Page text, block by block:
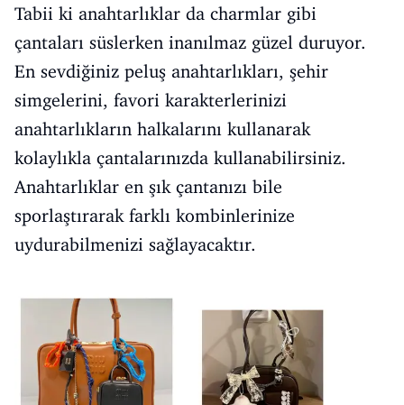
Tabii ki anahtarlıklar da charmlar gibi
çantaları süslerken inanılmaz güzel duruyor.
En sevdiğiniz peluş anahtarlıkları, şehir
simgelerini, favori karakterlerinizi
anahtarlıkların halkalarını kullanarak
kolaylıkla çantalarınızda kullanabilirsiniz.
Anahtarlıklar en şık çantanızı bile
sporlaştırarak farklı kombinlerinize
uydurabilmenizi sağlayacaktır.